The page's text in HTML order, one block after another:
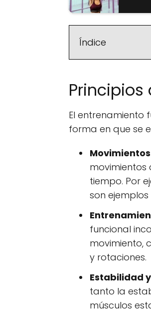
Índice
El entrenamiento
forma en que se
movimientos
tiempo. Por
son
funcional
movimiento,
y rotaciones.
Estabilidad
tanto la
músculos